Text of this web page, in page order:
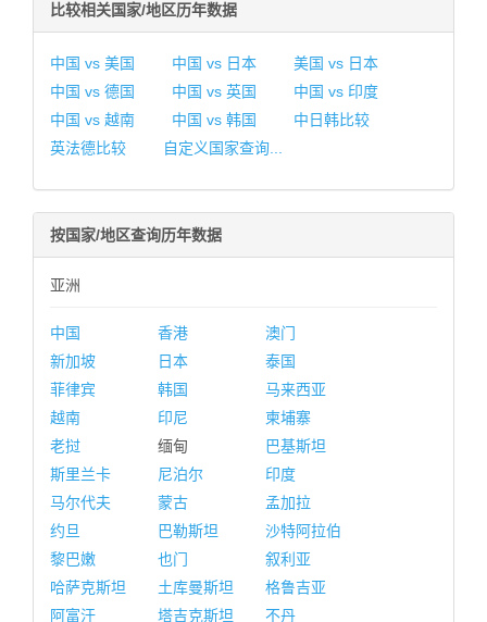
比较相关国家/地区历年数据
中国 vs 美国 中国 vs 日本
美国 vs 日本
中国 vs 德国
中国 vs 英国
中国 vs 印度
中国 vs 越南
中国 vs 韩国
中日韩比较
英法德比较
自定义国家查询...
按国家/地区查询历年数据
亚洲
中国 香港
澳门
新加坡
日本
泰国
菲律宾
韩国
马来西亚
越南
印尼
柬埔寨
老挝
缅甸
巴基斯坦
斯里兰卡
尼泊尔
印度
马尔代夫
蒙古
孟加拉
约旦
巴勒斯坦
沙特阿拉伯
黎巴嫩
也门
叙利亚
哈萨克斯坦
土库曼斯坦
格鲁吉亚
阿富汗
塔吉克斯坦
不丹